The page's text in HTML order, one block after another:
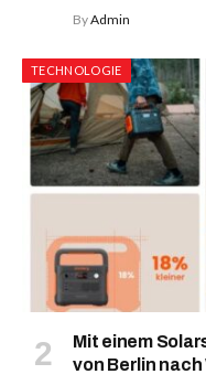
ByAdmin
TECHNOLOGIE
Mit einem
von Berlin nach